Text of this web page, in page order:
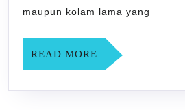
maupun kolam lama yang
READ MORE READ
MORE